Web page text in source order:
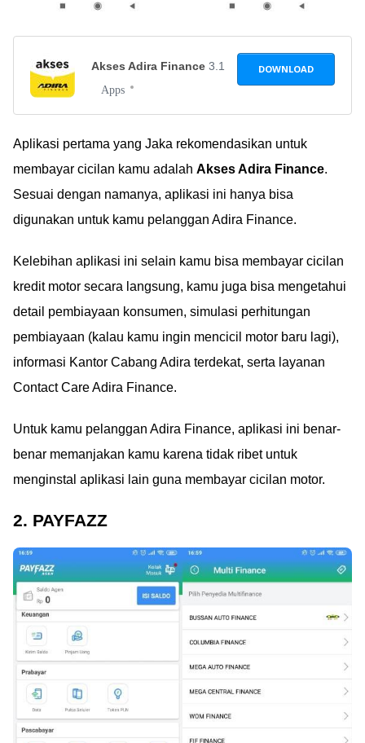
Akses Adira Finance 3.1
Apps
DOWNLOAD
Aplikasi pertama yang Jaka rekomendasikan untuk
membayar cicilan kamu adalah Akses Adira Finance.
Sesuai dengan namanya, aplikasi ini hanya bisa
digunakan untuk kamu pelanggan Adira Finance.
Kelebihan aplikasi ini selain kamu bisa membayar cicilan
kredit motor secara langsung, kamu juga bisa mengetahui
detail pembiayaan konsumen, simulasi perhitungan
pembiayaan (kalau kamu ingin mencicil motor baru lagi),
informasi Kantor Cabang Adira terdekat, serta layanan
Contact Care Adira Finance.
Untuk kamu pelanggan Adira Finance, aplikasi ini benar-
benar memanjakan kamu karena tidak ribet untuk
menginstal aplikasi lain guna membayar cicilan motor.
2. PAYFAZZ